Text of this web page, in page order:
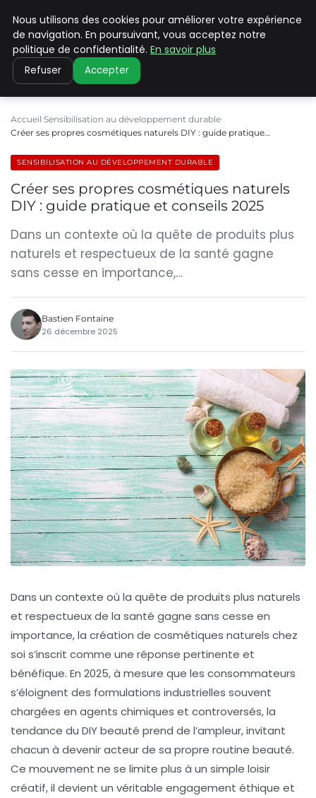
CLIMATE C ADVANCED
Accueil Sensibilisation au développement durable
Créer ses propres cosmétiques naturels DIY : guide pratique…
SENSIBILISATION AU DÉVELOPPEMENT DURABLE
Créer ses propres cosmétiques naturels
DIY : guide pratique et conseils 2025
Dans un contexte où la quête de produits plus
naturels et respectueux de la santé gagne
sans cesse en importance,…
Bastien Fontaine
26 décembre 2025
Dans un contexte où la quête de produits plus naturels
et respectueux de la santé gagne sans cesse en
importance, la création de cosmétiques naturels chez
soi s’inscrit comme une réponse pertinente et
bénéfique. En 2025, à mesure que les consommateurs
s’éloignent des formulations industrielles souvent
chargées en agents chimiques et controversés, la
tendance du DIY beauté prend de l’ampleur, invitant
chacun à devenir acteur de sa propre routine beauté.
Ce mouvement ne se limite plus à un simple loisir
créatif, il devient un véritable engagement éthique et
Nous utilisons des cookies pour améliorer votre expérience
de navigation. En poursuivant, vous acceptez notre
politique de confidentialité. En savoir plus
Refuser Accepter